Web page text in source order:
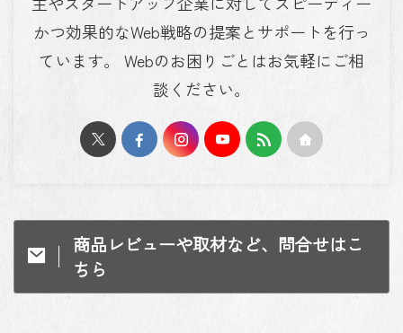
かつ効果的なWeb戦略の提案とサポートを行っ
ています。 Webのお困りごとはお気軽にご相
談ください。
商品レビューや取材など、問合せはこ
ちら